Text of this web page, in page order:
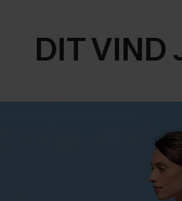
DIT VIND